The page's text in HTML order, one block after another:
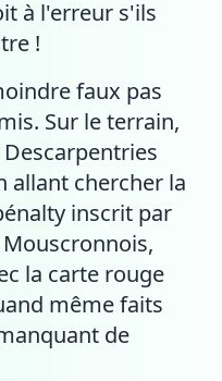
à l'erreur s'ils
!
faux pas
Sur le terrain,
allant chercher la
inscrit par
Mouscronnois,
la carte rouge
même faits
de